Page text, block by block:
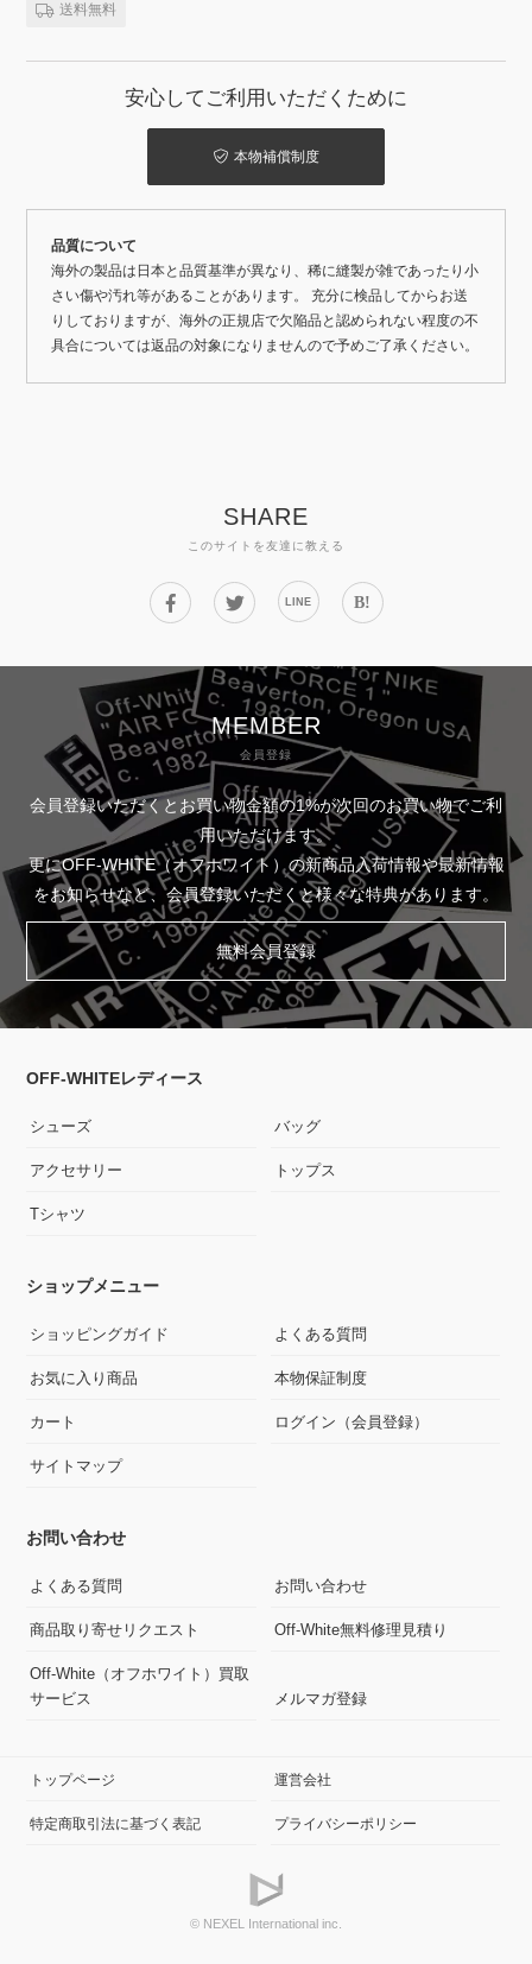
送料無料
安心してご利用いただくために
本物補償制度
品質について
海外の製品は日本と品質基準が異なり、稀に縫製が雑であったり小
さい傷や汚れ等があることがあります。 充分に検品してからお送
りしておりますが、海外の正規店で欠陥品と認められない程度の不
具合については返品の対象になりませんので予めご了承ください。
SHARE
このサイトを友達に教える
LINE B!
MEMBER
会員登録
会員登録いただくとお買い物金額の1%が次回のお買い物でご利
用いただけます。
更にOFF-WHITE（オフホワイト）の新商品入荷情報や最新情報
をお知らせなど、会員登録いただくと様々な特典があります。
無料会員登録
OFF-WHITEレディース
シューズ バッグ
アクセサリー トップス
Tシャツ
ショップメニュー
ショッピングガイド よくある質問
お気に入り商品 本物保証制度
カート ログイン（会員登録）
サイトマップ
お問い合わせ
よくある質問 お問い合わせ
商品取り寄せリクエスト Off-White無料修理見積り
Off-White（オフホワイト）買取
サービス
メルマガ登録
トップページ 運営会社
特定商取引法に基づく表記 プライバシーポリシー
© NEXEL International inc.